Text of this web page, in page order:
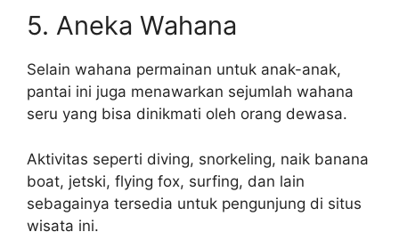
5. Aneka Wahana
Selain wahana permainan untuk anak-anak,
pantai ini juga menawarkan sejumlah wahana
seru yang bisa dinikmati oleh orang dewasa.
Aktivitas seperti diving, snorkeling, naik banana
boat, jetski, flying fox, surfing, dan lain
sebagainya tersedia untuk pengunjung di situs
wisata ini.